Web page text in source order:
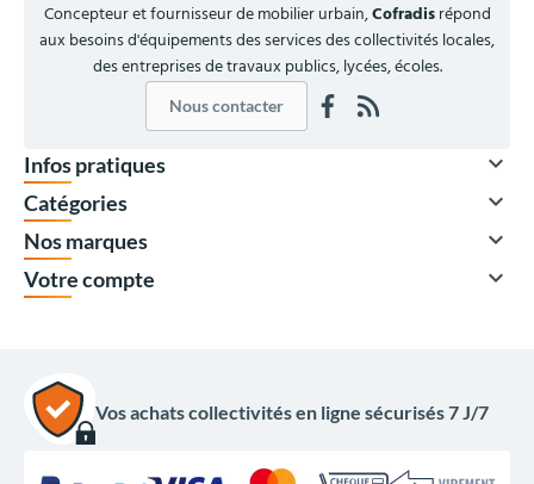
Concepteur et fournisseur de mobilier urbain,Cofradisrépond
aux besoins d'équipements des services des collectivités locales,
des entreprises de travaux publics, lycées, écoles.
Nous contacter
Infos pratiques 
Catégories 
Nos marques 
Votre compte 
Vos achats collectivités en ligne sécurisés 7 J/7